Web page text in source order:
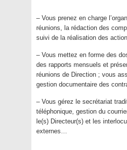
– Vous prenez en charge
réunions, la rédaction des
suivi de la réalisation des
– Vous mettez en forme des
des rapports mensuels et
réunions de Direction ; vous
gestion documentaire des
– Vous gérez le secrétariat
téléphonique, gestion du
le(s) Directeur(s) et les
externes…